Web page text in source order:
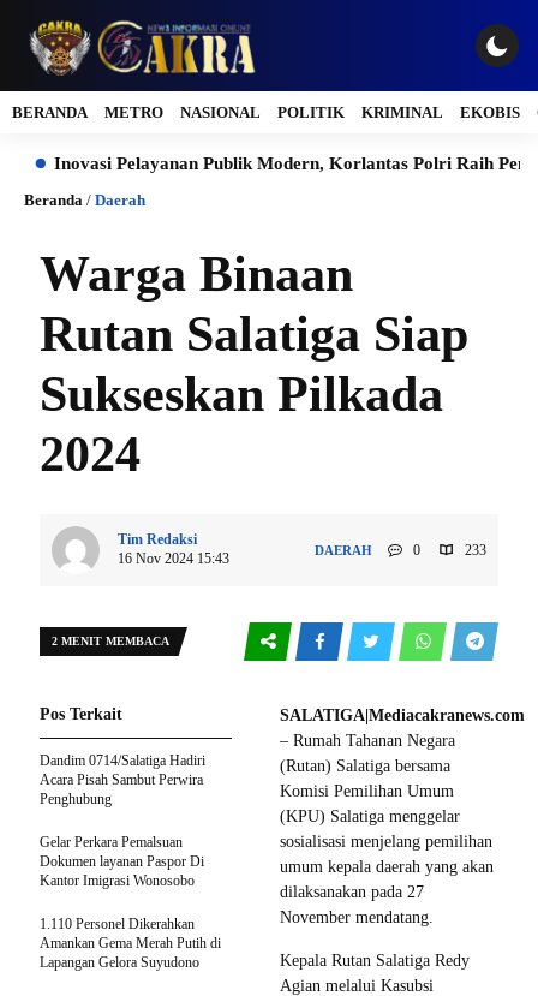
BERANDA METRO NASIONAL POLITIK KRIMINAL EKOBIS
Pelayanan Publik Modern, Korlantas Polri Raih
Beranda / Daerah
Warga Binaan
Rutan Salatiga Siap
Sukseskan Pilkada
2024
Tim Redaksi
16 Nov 2024 15:43
DAERAH 0 233
2 MENIT MEMBACA
SALATIGA|Mediacakranews.com
– Rumah Tahanan Negara
(Rutan) Salatiga bersama
Komisi Pemilihan Umum
(KPU) Salatiga menggelar
sosialisasi menjelang pemilihan
umum kepala daerah yang akan
dilaksanakan pada 27
November mendatang.
Kepala Rutan Salatiga Redy
Agian melalui Kasubsi
Pos Terkait
Dandim 0714/Salatiga Hadiri
Acara Pisah Sambut Perwira
Penghubung
Gelar Perkara Pemalsuan
Dokumen layanan Paspor Di
Kantor Imigrasi Wonosobo
1.110 Personel Dikerahkan
Amankan Gema Merah Putih di
Lapangan Gelora Suyudono